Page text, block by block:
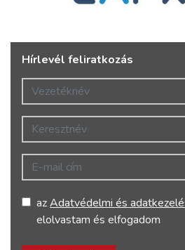
Hírlevél feliratkozás
Vezetéknév
Keresztnév
E-mail cím
azAdatvédelmi és
elolvastam és elfogadom